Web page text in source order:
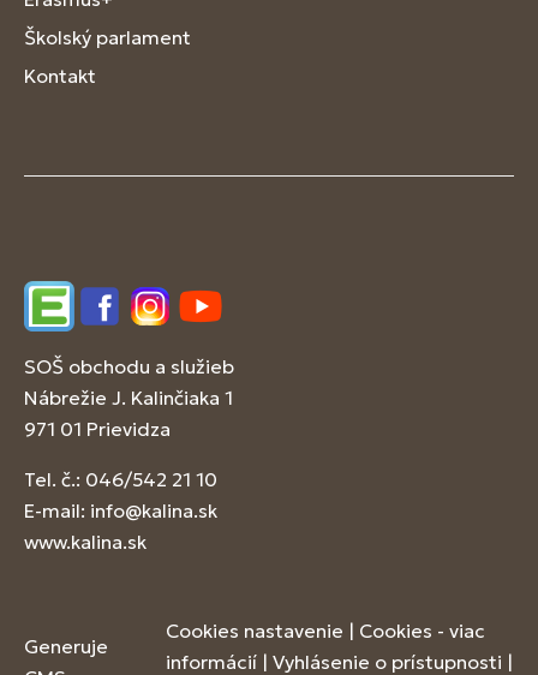
Školský parlament
Kontakt
EdupageFacebookInstagram
YouTube
SOŠ obchodu a služieb
Nábrežie J. Kalinčiaka 1
971 01 Prievidza
Tel. č.: 046/542 21 10
E-mail: info@kalina.sk
www.kalina.sk
Generuje
Cookies nastavenie | Cookies - viac
informácií | Vyhlásenie o prístupnosti |